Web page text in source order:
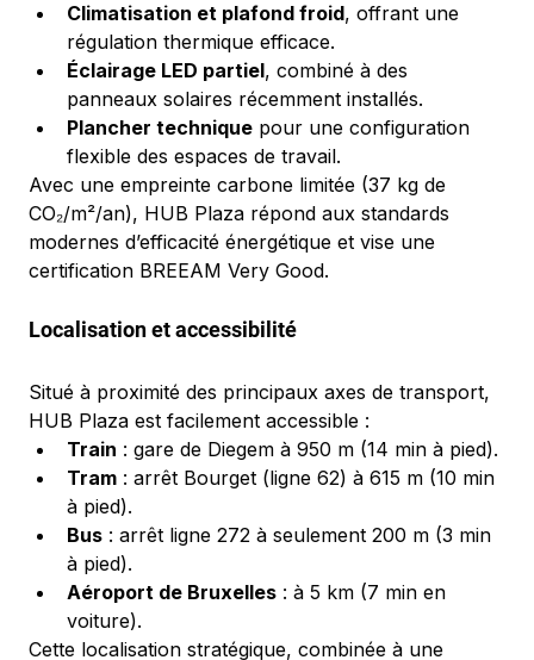
Climatisation et plafond froid, offrant une
régulation thermique efficace.
Éclairage LED partiel, combiné à des
panneaux solaires récemment installés.
Plancher technique pour une configuration
flexible des espaces de travail.
Avec une empreinte carbone limitée (37 kg de
CO₂/m²/an), HUB Plaza répond aux standards
modernes d’efficacité énergétique et vise une
certification BREEAM Very Good.
Localisation et accessibilité
Situé à proximité des principaux axes de transport,
HUB Plaza est facilement accessible :
Train : gare de Diegem à 950 m (14 min à pied).
Tram : arrêt Bourget (ligne 62) à 615 m (10 min
à pied).
Bus : arrêt ligne 272 à seulement 200 m (3 min
à pied).
Aéroport de Bruxelles : à 5 km (7 min en
voiture).
Cette localisation stratégique, combinée à une